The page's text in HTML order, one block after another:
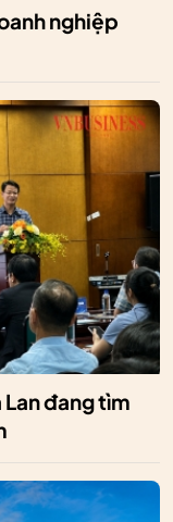
nghiệp
đang tìm